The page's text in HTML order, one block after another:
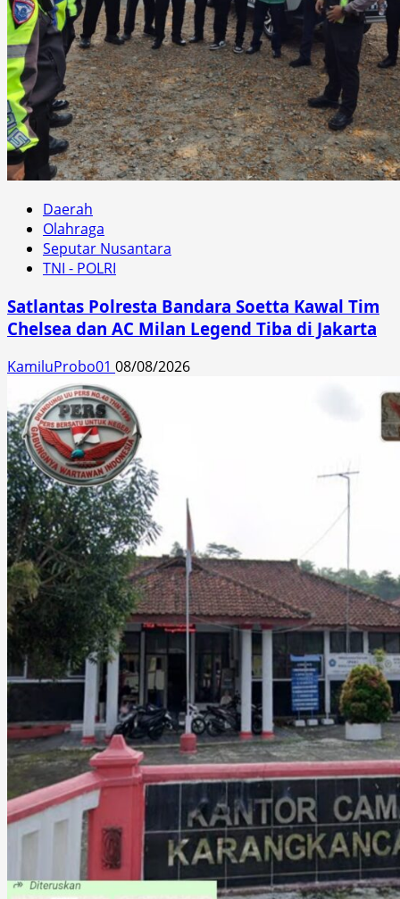
Daerah
Olahraga
Seputar Nusantara
TNI - POLRI
Satlantas Polresta Bandara Soetta Kawal Tim
Chelsea dan AC Milan Legend Tiba di Jakarta
KamiluProbo01 08/08/2026